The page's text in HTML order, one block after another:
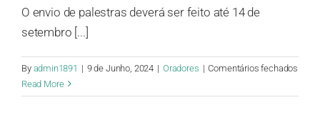
O envio de palestras deverá ser feito até 14 de
setembro [...]
By admin1891 | 9 de Junho, 2024 | Oradores | Comentários fechados
são
Read More